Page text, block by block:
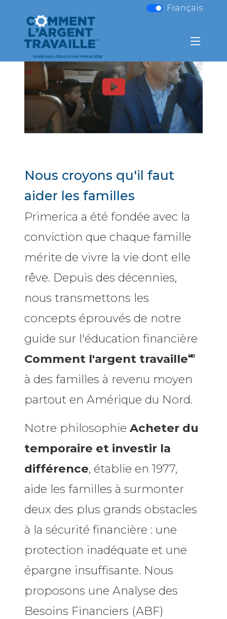
Français
Nous croyons qu'il faut
aider les familles
Primerica a été fondée avec la
conviction que chaque famille
mérite de vivre la vie dont elle
rêve. Depuis des décennies,
nous transmettons les
concepts éprouvés de notre
guide sur l'éducation financière
Comment l'argent travaille🅪
à des familles à revenu moyen
partout en Amérique du Nord.
Notre philosophie Acheter du
temporaire et investir la
différence, établie en 1977,
aide les familles à surmonter
deux des plus grands obstacles
à la sécurité financière : une
protection inadéquate et une
épargne insuffisante. Nous
proposons une Analyse des
Besoins Financiers (ABF)